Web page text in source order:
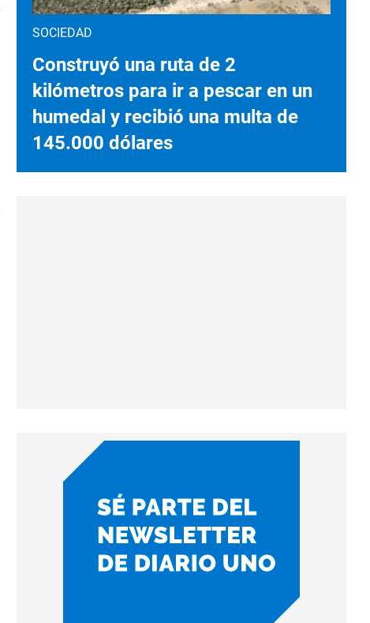
SOCIEDAD
Construyó una ruta de 2
kilómetros para ir a pescar en un
humedal y recibió una multa de
145.000 dólares